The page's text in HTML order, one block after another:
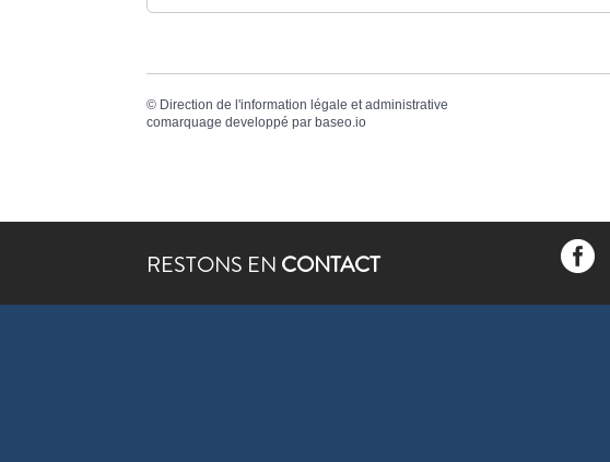
© Direction de l'information légale et administrative
comarquage developpé par baseo.io
RESTONS EN CONTACT 